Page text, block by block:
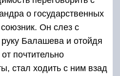
о государственных
Он слез с
Балашева и отойдя
почтительно
стал ходить с ним взад